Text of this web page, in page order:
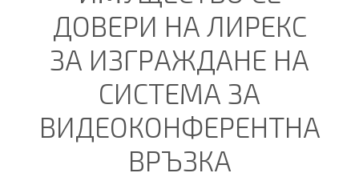
ДОВЕРИ НА ЛИРЕКС
ЗА ИЗГРАЖДАНЕ НА
СИСТЕМА ЗА
ВИДЕОКОНФЕРЕНТНА
ВРЪЗКА